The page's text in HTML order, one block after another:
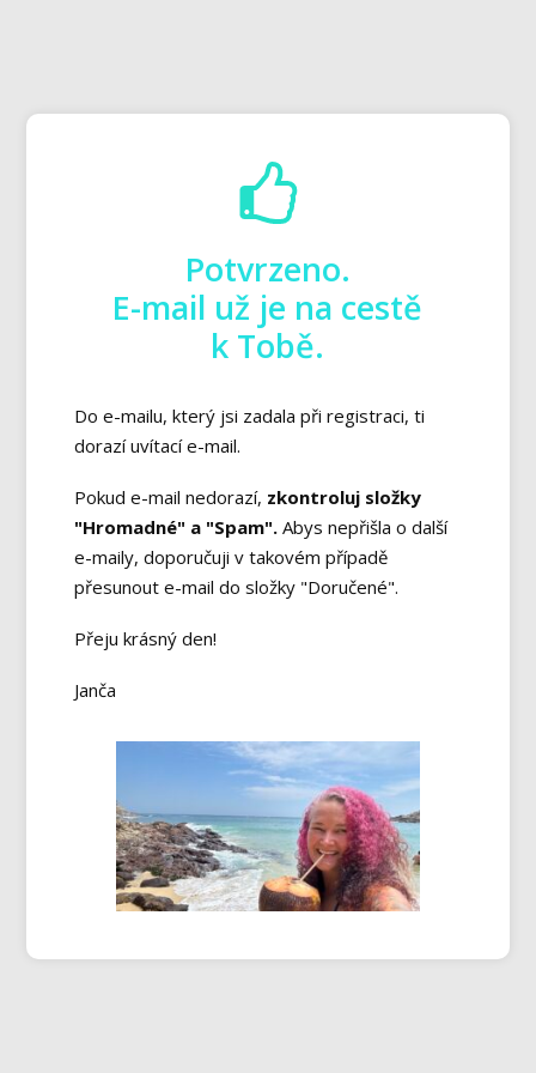
Potvrzeno.
E-mail už je na cestě
k Tobě.
Do e-mailu, který jsi zadala při registraci, ti
dorazí uvítací e-mail.
Pokud e-mail nedorazí, zkontroluj složky
"Hromadné" a "Spam". Abys nepřišla o další
e-maily, doporučuji v takovém případě
přesunout e-mail do složky "Doručené".
Přeju krásný den!
Janča